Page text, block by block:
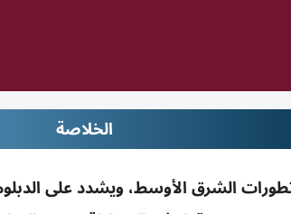
الخلاصة
الشرق الأوسط، ويشدد على